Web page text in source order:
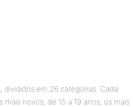
divididos em 26 categorias. Cada
novos, de 15 a 19 anos; os mais